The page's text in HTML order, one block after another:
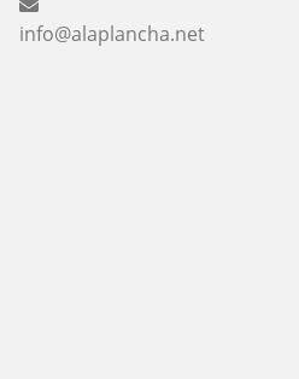
info@alaplancha.net